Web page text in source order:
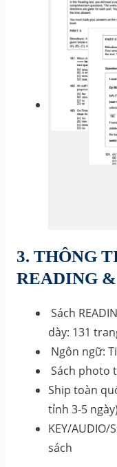
3. THÔNG
READING
Sách
dày: 131
Ngôn ngữ:
Sách photo
Ship toàn
tỉnh 3-5 ngày)
KEY/AUDIO/
sách